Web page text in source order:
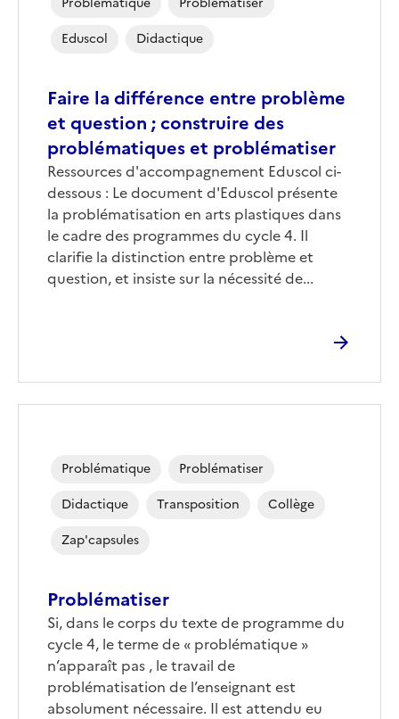
Faire la différence entre problème
et question ; construire des
problématiques et problématiser
Corps
Ressources d'accompagnement Eduscol ci-
dessous : Le document d'Eduscol présente
la problématisation en arts plastiques dans
le cadre des programmes du cycle 4. Il
clarifie la distinction entre problème et
question, et insiste sur la nécessité de...
Eduscol
Didactique
Problématiser
Corps
Si, dans le corps du texte de programme du
cycle 4, le terme de « problématique »
n’apparaît pas , le travail de
problématisation de l’enseignant est
absolument nécessaire. Il est attendu eu
Problématique
Problématiser
Didactique
Transposition
Collège
Zap'capsules